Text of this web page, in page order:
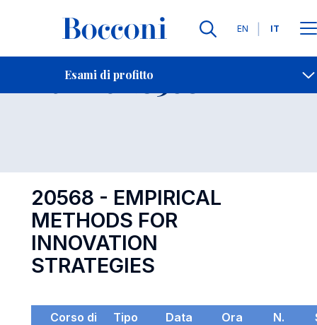
Lingue
EN IT
Esami di profitto
Contatti
Esame 20568 Open
20568 - EMPIRICAL
METHODS FOR
INNOVATION
STRATEGIES
Corso di
Tipo Data Ora
N.